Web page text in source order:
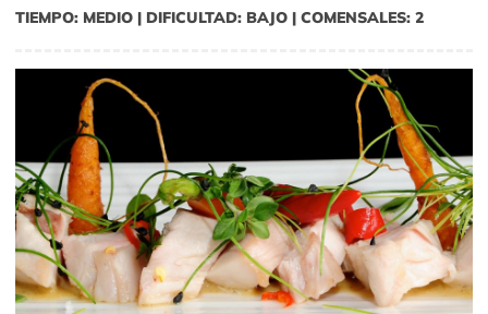
TIEMPO: MEDIO | DIFICULTAD: BAJO | COMENSALES: 2